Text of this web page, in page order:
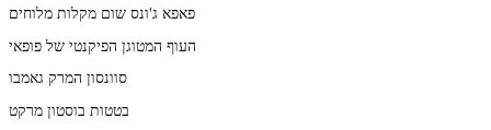
פאפא ג'ונס שום מקלות מלוחים
העוף המטוגן הפיקנטי של פופאי
סוונסון המרק גאמבו
בטטות בוסטון מרקט